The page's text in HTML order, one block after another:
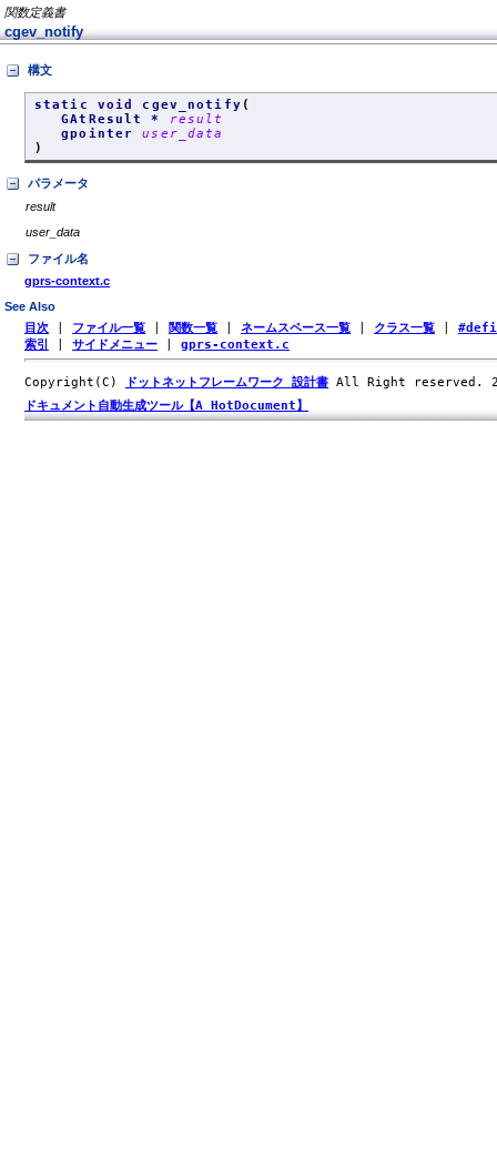
関数定義書
cgev_notify
構文
static void cgev_notify (
GAtResult *
result
gpointeruser_data
)
パラメータ
result
user_data
ファイル名
gprs-context.c
See Also
目次 ファイル一覧 関数一覧 ネームスペース一覧 クラス一覧
索引
サイドメニュー gprs-context.c
Copyright(C) ドットネットフレームワーク 設計書 All Right reserved.
ドキュメント自動生成ツール【A HotDocument】